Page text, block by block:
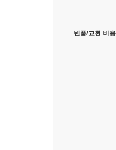
반품/교환 비용